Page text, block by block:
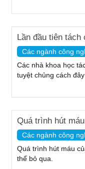
Lần đầu tiên
Các ngành công
Các nhà khoa học
tuyệt chủng cách
Quá trình hút
Các ngành công
Quá trình hút máu
thể bỏ qua.